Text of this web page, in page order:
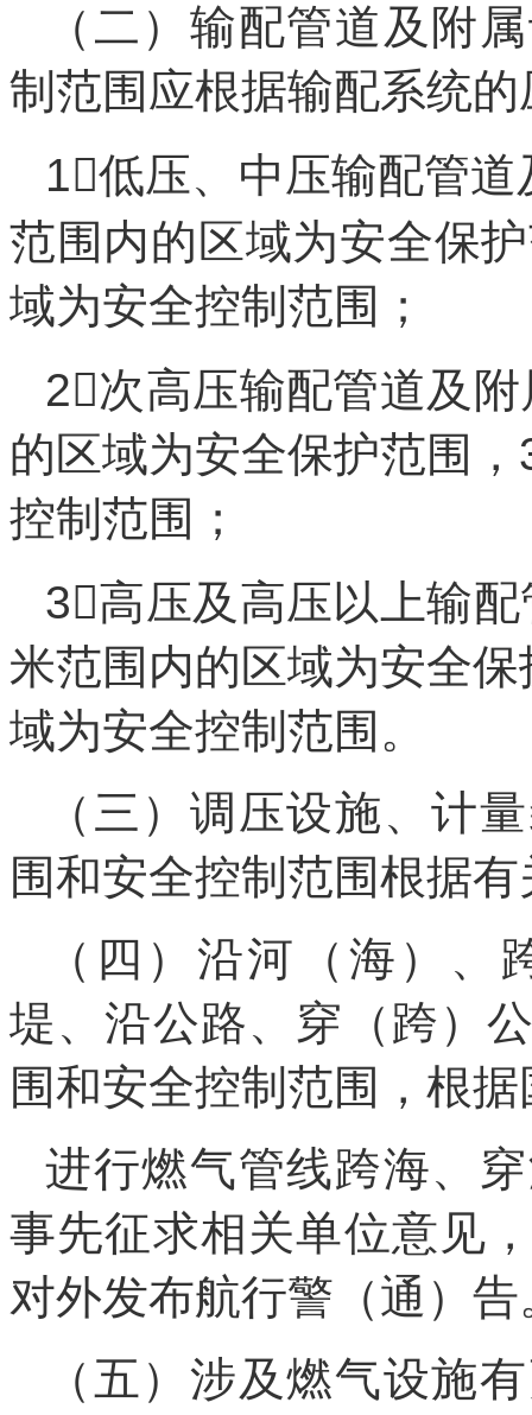
（二）输配管道及附
制范围应根据输配系统
1低压、中压输配管
范围内的区域为安全保
域为安全控制范围；
2次高压输配管道及
的区域为安全保护范围
控制范围；
3高压及高压以上输
米范围内的区域为安全
域为安全控制范围。
（三）调压设施、计
围和安全控制范围根据
（四）沿河（海）
堤、沿公路、穿（跨）
围和安全控制范围，根
进行燃气管线跨海、
事先征求相关单位意见
对外发布航行警（通）告
（五）涉及燃气设施